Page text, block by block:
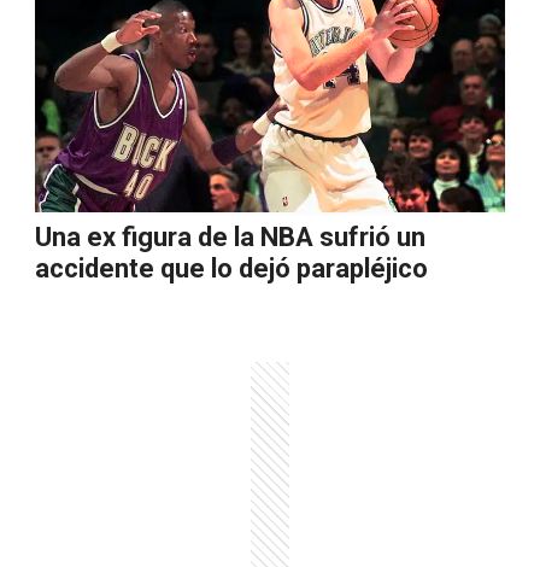
Una ex figura de la NBA sufrió un
accidente que lo dejó parapléjico